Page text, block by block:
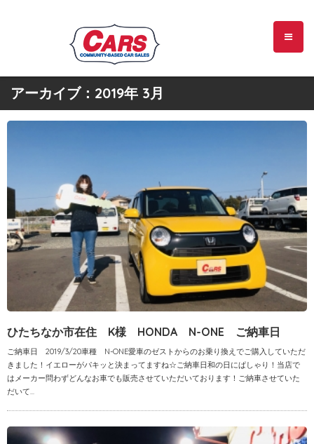
アーカイブ：2019年 3月
ひたちなか市在住 K様 HONDA N-ONE ご納車日
ご納車日 2019/3/20車種 N-ONE愛車のゼストからのお乗り換えでご購入していただ
きました！イエローがパキッと決まってますね☆ご納車日和の日にぱしゃり！当店で
はメーカー問わずどんなお車でも販売させていただいております！ご納車させていた
だいて...